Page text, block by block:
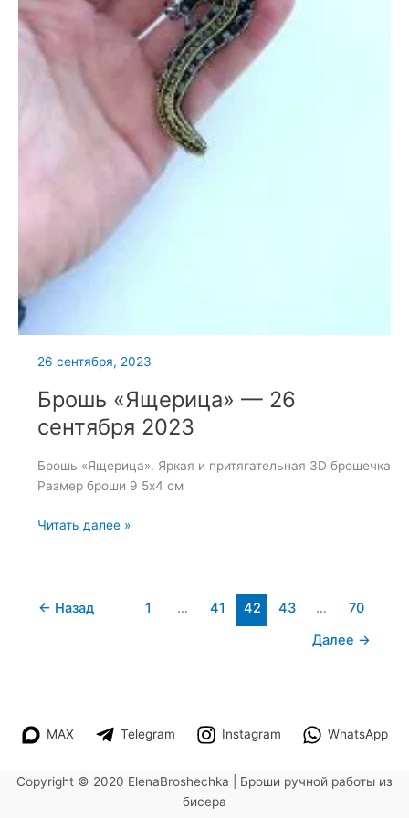
26 сентября, 2023
Брошь «Ящерица» — 26
сентября 2023
Брошь «Ящерица». Яркая и притягательная 3D брошечка
Размер броши 9 5х4 см
Брошь
сентября
Читать далее »
← Назад 1 … 41 42 43 …
70
Далее →
MAX Telegram Instagram WhatsApp
Copyright © 2020 ElenaBroshechka | Броши ручной работы из
бисера